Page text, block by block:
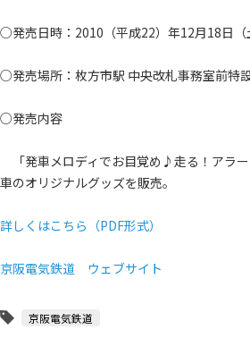
○発売日時：2010（平成22）年12月18日
○発売場所：枚方市駅 中央改札事務室前特
○発売内容
「発車メロディでお目覚め♪走る！アラ
車のオリジナルグッズを販売。
詳しくはこちら（PDF形式）
京阪電気鉄道 ウェブサイト
京阪電気鉄道